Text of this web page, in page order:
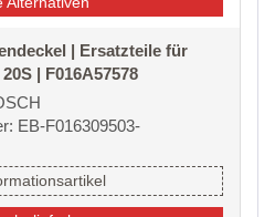
| Ersatzteile für
| F016A57578
EB-F016309503-